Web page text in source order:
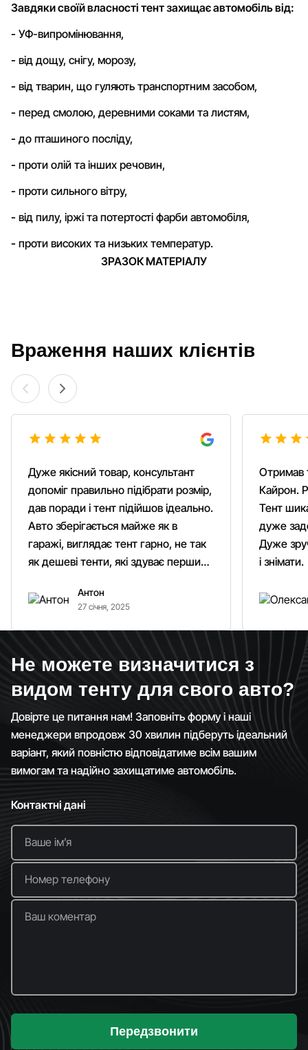
Завдяки своїй власності тент захищає автомобіль від:
- УФ-випромінювання,
- від дощу, снігу, морозу,
- від тварин, що гуляють транспортним засобом,
- перед смолою, деревними соками та листям,
- до пташиного посліду,
- проти олій та інших речовин,
- проти сильного вітру,
- від пилу, іржі та потертості фарби автомобіля,
- проти високих та низьких температур.
ЗРАЗОК МАТЕРІАЛУ
Враження наших клієнтів
Дуже якісний товар, консультант
допоміг правильно підібрати розмір,
дав поради і тент підійшов ідеально.
Авто зберігається майже як в
гаражі, виглядає тент гарно, не так
як дешеві тенти, які здуває першим
Рекомендую однозначно!
Антон
27 січня, 2025
Отримав
Кайрон.
Тент
дуже
Дуже
і знімати.
Не можете визначитися з
видом тенту для свого авто?
Довірте це питання нам! Заповніть форму і наші
менеджери впродовж 30 хвилин підберуть ідеальний
варіант, який повністю відповідатиме всім вашим
вимогам та надійно захищатиме автомобіль.
Контактні дані
Ваше імʼя
Номер телефону
Ваш коментар
Передзвонити